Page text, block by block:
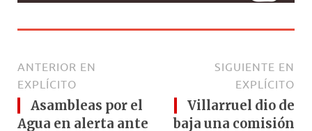
ANTERIOR EN
EXPLÍCITO
Asambleas por el
Agua en alerta ante
SIGUIENTE EN
EXPLÍCITO
Villarruel dio de
baja una comisión